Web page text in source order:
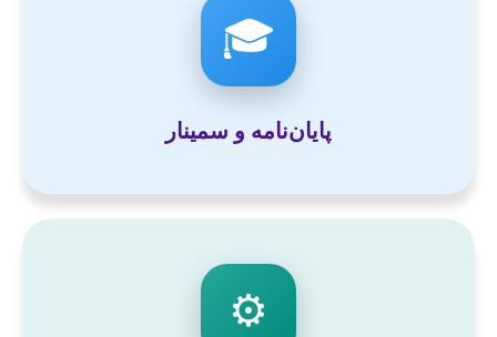
🎓
پایان‌نامه و سمینار
⚙️